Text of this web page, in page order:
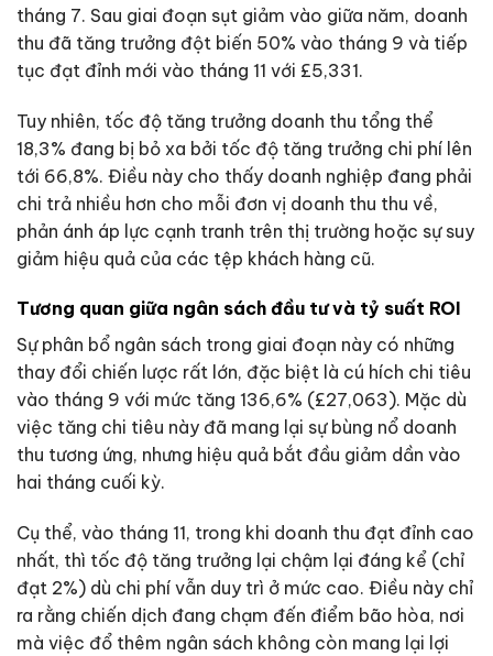
tháng 7. Sau giai đoạn sụt giảm vào giữa năm, doanh
thu đã tăng trưởng đột biến 50% vào tháng 9 và tiếp
tục đạt đỉnh mới vào tháng 11 với £5,331.
Tuy nhiên, tốc độ tăng trưởng doanh thu tổng thể
18,3% đang bị bỏ xa bởi tốc độ tăng trưởng chi phí lên
tới 66,8%. Điều này cho thấy doanh nghiệp đang phải
chi trả nhiều hơn cho mỗi đơn vị doanh thu thu về,
phản ánh áp lực cạnh tranh trên thị trường hoặc sự suy
giảm hiệu quả của các tệp khách hàng cũ.
Tương quan giữa ngân sách đầu tư và tỷ suất ROI
Sự phân bổ ngân sách trong giai đoạn này có những
thay đổi chiến lược rất lớn, đặc biệt là cú hích chi tiêu
vào tháng 9 với mức tăng 136,6% (£27,063). Mặc dù
việc tăng chi tiêu này đã mang lại sự bùng nổ doanh
thu tương ứng, nhưng hiệu quả bắt đầu giảm dần vào
hai tháng cuối kỳ.
Cụ thể, vào tháng 11, trong khi doanh thu đạt đỉnh cao
nhất, thì tốc độ tăng trưởng lại chậm lại đáng kể (chỉ
đạt 2%) dù chi phí vẫn duy trì ở mức cao. Điều này chỉ
ra rằng chiến dịch đang chạm đến điểm bão hòa, nơi
mà việc đổ thêm ngân sách không còn mang lại lợi